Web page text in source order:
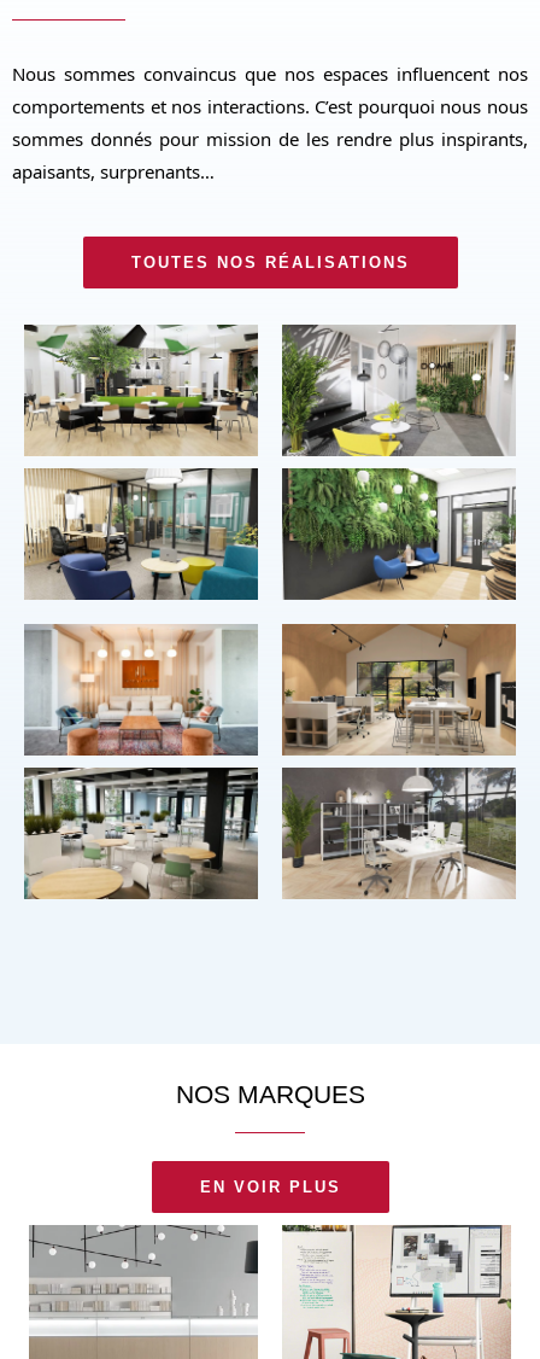
Nous sommes convaincus que nos espaces influencent nos
comportements et nos interactions. C’est pourquoi nous nous
sommes donnés pour mission de les rendre plus inspirants,
apaisants, surprenants…
TOUTES NOS RÉALISATIONS
NOS MARQUES
EN VOIR PLUS